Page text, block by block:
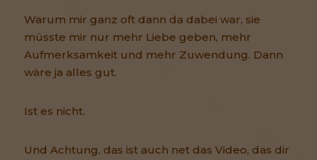
Warum mir ganz oft dann da dabei war, sie
müsste mir nur mehr Liebe geben, mehr
Aufmerksamkeit und mehr Zuwendung. Dann
wäre ja alles gut.
Ist es nicht.
Und Achtung, das ist auch net das Video, das dir